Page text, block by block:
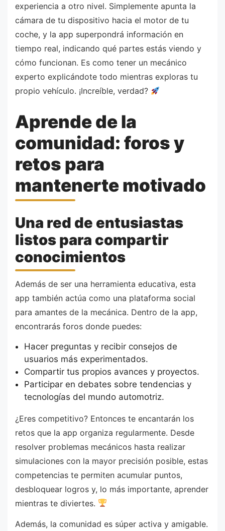
experiencia a otro nivel. Simplemente apunta la
cámara de tu dispositivo hacia el motor de tu
coche, y la app superpondrá información en
tiempo real, indicando qué partes estás viendo y
cómo funcionan. Es como tener un mecánico
experto explicándote todo mientras exploras tu
propio vehículo. ¡Increíble, verdad?
Aprende de la
comunidad: foros y
retos para
mantenerte motivado
Una red de entusiastas
listos para compartir
conocimientos
Además de ser una herramienta educativa, esta
app también actúa como una plataforma social
para amantes de la mecánica. Dentro de la app,
encontrarás foros donde puedes:
Hacer preguntas y recibir consejos de
usuarios más experimentados.
Compartir tus propios avances y proyectos.
Participar en debates sobre tendencias y
tecnologías del mundo automotriz.
¿Eres competitivo? Entonces te encantarán los
retos que la app organiza regularmente. Desde
resolver problemas mecánicos hasta realizar
simulaciones con la mayor precisión posible, estas
competencias te permiten acumular puntos,
desbloquear logros y, lo más importante, aprender
mientras te diviertes.
Además, la comunidad es súper activa y amigable.